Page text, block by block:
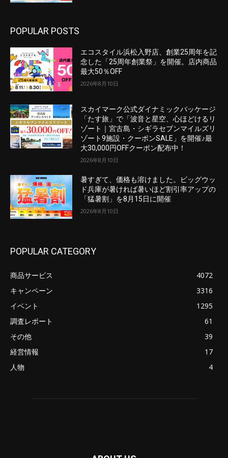
POPULAR POSTS
エコスタイル浜松入野店、創業25周年を記
念した「25周年創業祭」を開催。店内商品
最大50％OFF
2026年8月10日
スカイマーク公式ダイナミックパッケージ
「たす旅」で「波音と星空、心ほどけるリ
ゾート｜宮古島・シギラセブンマイルズリ
ゾート9施設・クーポンSALE」を開催♪最
大30,000円OFFクーポン配布中！
2026年8月10日
暑すぎて、価格も溶けました。ビッグウッ
ド兵庫が暑ければ暑いほど割引率アップの
「猛暑割」を8月15日に開催
2026年8月10日
POPULAR CATEGORY
商品サービス
4072
キャンペーン
3316
イベント
1295
調査レポート
61
その他
39
経営情報
17
人物
4